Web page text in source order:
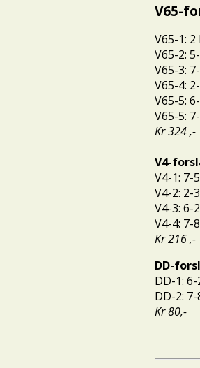
V65-
V65-1:
V65-2:
V65-3:
V65-4:
V65-5:
V65-5:
Kr 324 ,-
V4-
V4-1: 7-
V4-2: 2-
V4-3: 6-
V4-4: 7-8
Kr 216 ,-
DD-
DD-1:
DD-2: 7-
Kr 80,-